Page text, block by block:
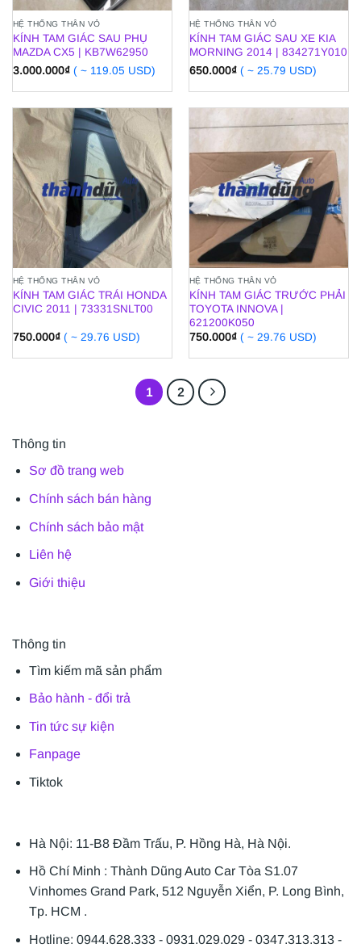
HỆ THỐNG THÂN VỎ
KÍNH TAM GIÁC SAU PHỤ
MAZDA CX5 | KB7W62950
3.000.000₫ ( ~ 119.05 USD)
HỆ THỐNG THÂN VỎ
KÍNH TAM GIÁC SAU XE KIA
MORNING 2014 | 834271Y010
650.000₫ ( ~ 25.79 USD)
HỆ THỐNG THÂN VỎ
KÍNH TAM GIÁC TRÁI HONDA
CIVIC 2011 | 73331SNLT00
750.000₫ ( ~ 29.76 USD)
HỆ THỐNG THÂN VỎ
KÍNH TAM GIÁC TRƯỚC PHẢI
TOYOTA INNOVA |
621200K050
750.000₫ ( ~ 29.76 USD)
1 2
Thông tin
Sơ đồ trang web
Chính sách bán hàng
Chính sách bảo mật
Liên hệ
Giới thiệu
Thông tin
Tìm kiếm mã sản phẩm
Bảo hành - đổi trả
Tin tức sự kiện
Fanpage
Tiktok
Hà Nội: 11-B8 Đầm Trấu, P. Hồng Hà, Hà Nội.
Hồ Chí Minh : Thành Dũng Auto Car Tòa S1.07
Vinhomes Grand Park, 512 Nguyễn Xiển, P. Long Bình,
Tp. HCM .
Hotline: 0944.628.333 - 0931.029.029 - 0347.313.313 -